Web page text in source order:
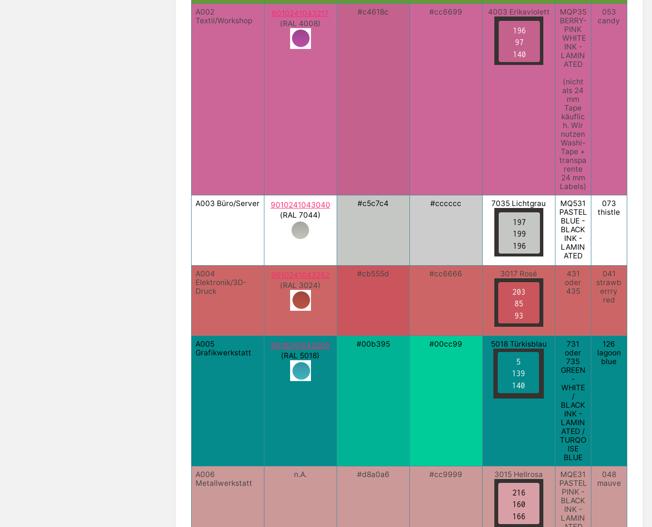
A002
Textil/Workshop
9010241043217
(RAL 4008)
#c4618c #cc6699 4003 Erikaviolett
MQP35
BERRY-
PINK
WHITE
INK -
LAMIN
ATED
(nicht
als 24
mm
Tape
käuflic
h. Wir
nutzen
Washi-
Tape +
transpa
rente
24 mm
Labels)
053
candy
A003 Büro/Server
9010241043040
(RAL 7044)
#c5c7c4 #cccccc 7035 Lichtgrau
MQ531
PASTEL
BLUE -
BLACK
INK -
LAMIN
ATED
073
thistle
A004
Elektronik/3D-
Druck
9010241043262
(RAL 3024)
#cb555d #cc6666 3017 Rosé
431
oder
435
041
strawb
errry
red
A005
Grafikwerkstatt
9010241043200
(RAL 5018)
#00b395 #00cc99 5018 Türkisblau
731
oder
735
GREEN
-
WHITE
/
BLACK
INK -
LAMIN
ATED /
TURQO
ISE
BLUE
126
lagoon
blue
A006
Metallwerkstatt
n.A. #d8a0a6 #cc9999 3015 Hellrosa
MQE31
PASTEL
PINK -
BLACK
INK -
LAMIN
048
mauve